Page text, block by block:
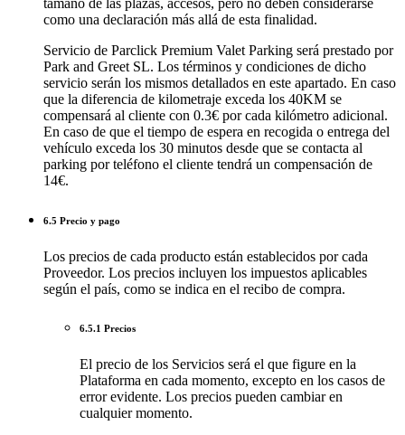
como una declaración más allá de esta finalidad.
Servicio de Parclick Premium Valet Parking será prestado por
Park and Greet SL. Los términos y condiciones de dicho
servicio serán los mismos detallados en este apartado. En caso
que la diferencia de kilometraje exceda los 40KM se
compensará al cliente con 0.3€ por cada kilómetro adicional.
En caso de que el tiempo de espera en recogida o entrega del
vehículo exceda los 30 minutos desde que se contacta al
parking por teléfono el cliente tendrá un compensación de
14€.
6.5 Precio y pago
Los precios de cada producto están establecidos por cada
Proveedor. Los precios incluyen los impuestos aplicables
según el país, como se indica en el recibo de compra.
6.5.1 Precios
El precio de los Servicios será el que figure en la
Plataforma en cada momento, excepto en los casos de
error evidente. Los precios pueden cambiar en
cualquier momento.